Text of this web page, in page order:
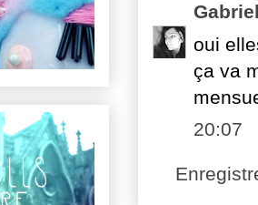
oui
ça va
20:07